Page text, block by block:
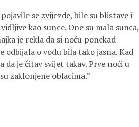
se zvijezde, bile su blistave i
kao sunce. One su mala sunca,
je rekla da si noću ponekad
o vodu bila tako jasna. Kad
da je čitav svijet takav. Prve noći u
zaklonjene oblacima.”